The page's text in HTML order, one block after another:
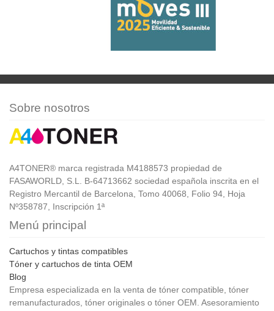
Sobre nosotros
A4TONER® marca registrada M4188573 propiedad de
FASAWORLD, S.L. B-64713662 sociedad española inscrita en el
Registro Mercantil de Barcelona, Tomo 40068, Folio 94, Hoja
Nº358787, Inscripción 1ª
Menú principal
Cartuchos y tintas compatibles
Tóner y cartuchos de tinta OEM
Blog
Empresa especializada en la venta de tóner compatible, tóner
remanufacturados, tóner originales o tóner OEM. Asesoramiento